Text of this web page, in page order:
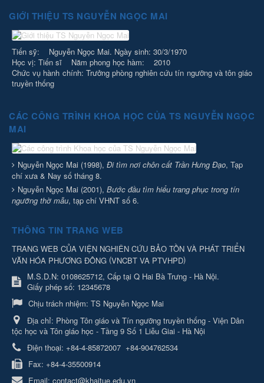
GIỚI THIỆU TS NGUYỄN NGỌC MAI
Tiến sỹ: Nguyễn Ngọc Mai. Ngày sinh: 30/3/1970
Học vị: Tiến sĩ Năm phong học hàm: 2010
Chức vụ hành chính: Trưởng phòng nghiên cứu tín ngưỡng và tôn giáo
truyền thống
CÁC CÔNG TRÌNH KHOA HỌC CỦA TS NGUYỄN NGỌC
MAI
Nguyễn Ngọc Mai (1998), Đi tìm nơi chôn cất Trần Hưng Đạo, Tạp
chí xưa & Nay số tháng 8.
Nguyễn Ngọc Mai (2001), Bước đầu tìm hiểu trang phục trong tín
ngưỡng thờ mẫu, tạp chí VHNT số 6.
THÔNG TIN TRANG WEB
TRANG WEB CỦA VIỆN NGHIÊN CỨU BẢO TỒN VÀ PHÁT TRIỂN
VĂN HÓA PHƯƠNG ĐÔNG (VNCBT VA PTVHPD)
M.S.D.N: 0108625712, Cấp tại Q Hai Bà Trưng - Hà Nội.
Giấy phép số: 12345678
Chịu trách nhiệm: TS Nguyễn Ngọc Mai
Địa chỉ: Phòng Tôn giáo và Tín ngưỡng truyền thống - Viện Dân
tộc học và Tôn giáo học - Tầng 9 Số 1 Liễu Giai - Hà Nội
Điện thoại: +84-4-85872007 +84-904762534
Fax: +84-4-35500914
Email: contact@khaitue.edu.vn